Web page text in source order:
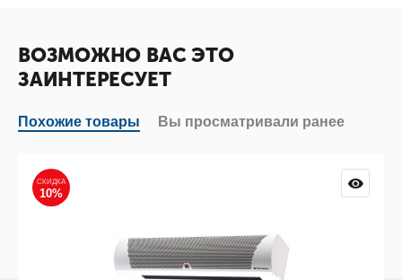
ВОЗМОЖНО ВАС ЭТО
ЗАИНТЕРЕСУЕТ
Похожие товары Вы просматривали ранее
СКИДКА
10%